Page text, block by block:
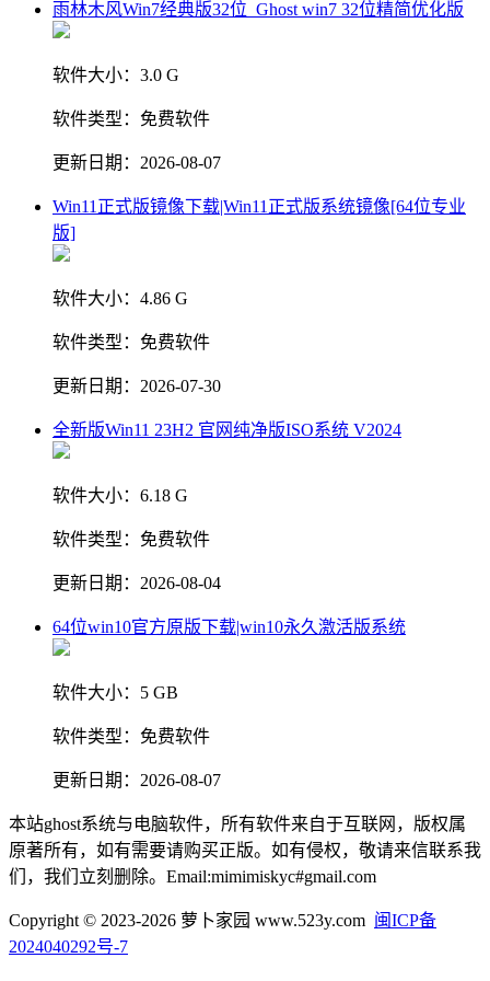
雨林木风Win7经典版32位_Ghost win7 32位精简优化版
软件大小： 3.0 G
软件类型： 免费软件
更新日期： 2026-08-07
Win11正式版镜像下载|Win11正式版系统镜像[64位专业
版]
软件大小： 4.86 G
软件类型： 免费软件
更新日期： 2026-07-30
全新版Win11 23H2 官网纯净版ISO系统 V2024
软件大小： 6.18 G
软件类型： 免费软件
更新日期： 2026-08-04
64位win10官方原版下载|win10永久激活版系统
软件大小： 5 GB
软件类型： 免费软件
更新日期： 2026-08-07
本站ghost系统与电脑软件，所有软件来自于互联网，版权属
原著所有，如有需要请购买正版。如有侵权，敬请来信联系我
们，我们立刻删除。Email:mimimiskyc#gmail.com
Copyright © 2023-2026 萝卜家园 www.523y.com 闽ICP备
2024040292号-7